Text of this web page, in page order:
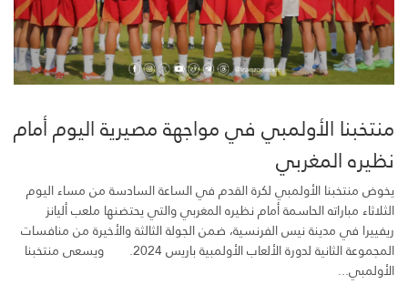
منتخبنا الأولمبي في مواجهة مصيرية اليوم أمام
نظيره المغربي
يخوض منتخبنا الأولمبي لكرة القدم في الساعة السادسة من مساء اليوم
الثلاثاء مباراته الحاسمة أمام نظيره المغربي والتي يحتضنها ملعب أليانز
ريفييرا في مدينة نيس الفرنسية، ضمن الجولة الثالثة والأخيرة من منافسات
المجموعة الثانية لدورة الألعاب الأولمبية باريس 2024. ويسعى منتخبنا
الأولمبي...